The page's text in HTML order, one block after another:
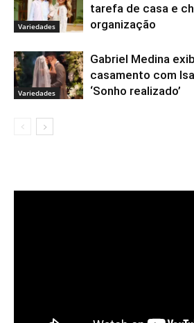
Variedades
tarefa de casa e
organização
Variedades
Gabriel Medina
casamento com
‘Sonho realizado’